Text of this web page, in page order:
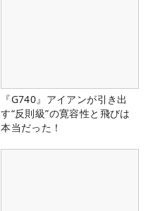
『G740』アイアンが引き出
す“反則級”の寛容性と飛びは
本当だった！